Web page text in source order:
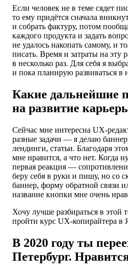
Если человек не в теме сядет
то ему придётся сначала
и собрать фактуру, потом
каждого продукта и задать
не удалось накопать самому, и
писать. Время и затраты на эту
в несколько раз. Для себя я
и пока планирую развиваться в
Какие дальнейшие
на развитие
Сейчас мне интересна UX-
разные задачи — я делаю
лендинги, статьи. Благодаря
мне нравится, а что нет. Когда
первая реакция —
беру себя в руки и пишу, но со
баннер, форму обратной связи
название кнопки мне очень
Хочу лучше разбираться в этой
пройти курс UX-копирайтера в
В 2020 году ты
Петербург.